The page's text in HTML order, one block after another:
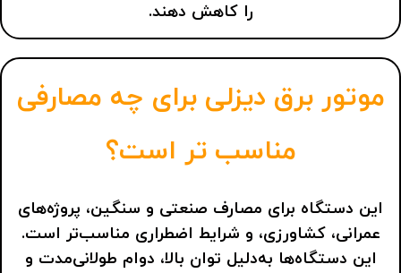
را کاهش دهند.
موتور برق دیزلی برای چه مصارفی
مناسب تر است؟
این دستگاه برای مصارف صنعتی و سنگین، پروژه‌های
عمرانی، کشاورزی، و شرایط اضطراری مناسب‌تر است.
این دستگاه‌ها به‌دلیل توان بالا، دوام طولانی‌مدت و